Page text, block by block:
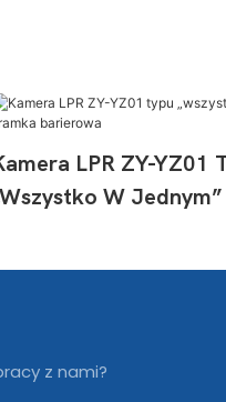
LPR ZY-YZ01
W
z nami?